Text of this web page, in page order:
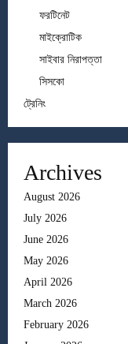
ফরটিনেট
মাইক্রোটিক
সাইবার নিরাপত্তা
সিসকো
ট্রেনিং
Archives
August 2026
July 2026
June 2026
May 2026
April 2026
March 2026
February 2026